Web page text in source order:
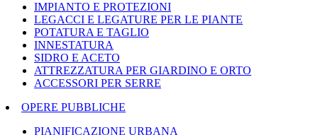
IMPIANTO E PROTEZIONI
LEGACCI E LEGATURE PER LE PIANTE
POTATURA E TAGLIO
INNESTATURA
SIDRO E ACETO
ATTREZZATURA PER GIARDINO E ORTO
ACCESSORI PER SERRE
OPERE PUBBLICHE
PIANIFICAZIONE URBANA